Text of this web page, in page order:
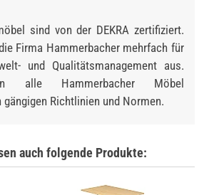
sind von der DEKRA zertifiziert.
Firma Hammerbacher mehrfach für
und Qualitätsmanagement aus.
alle Hammerbacher Möbel
Richtlinien und Normen.
auch folgende Produkte: